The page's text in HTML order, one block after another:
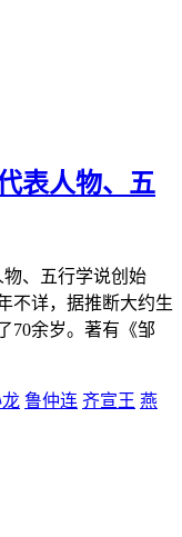
表人物、五
、五行学说创始
不详，据推断大约生
70余岁。著有《邹
鲁仲连 齐宣王 燕